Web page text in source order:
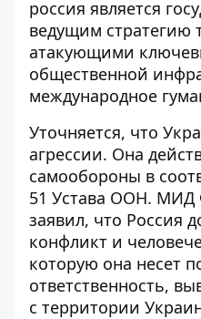
россия является
ведущим стратегию
атакующими
общественной
международное
Уточняется, что
агрессии. Она
самообороны в
51 Устава ООН. МИД
заявил, что Россия
конфликт и
которую она несет
ответственность,
с территории